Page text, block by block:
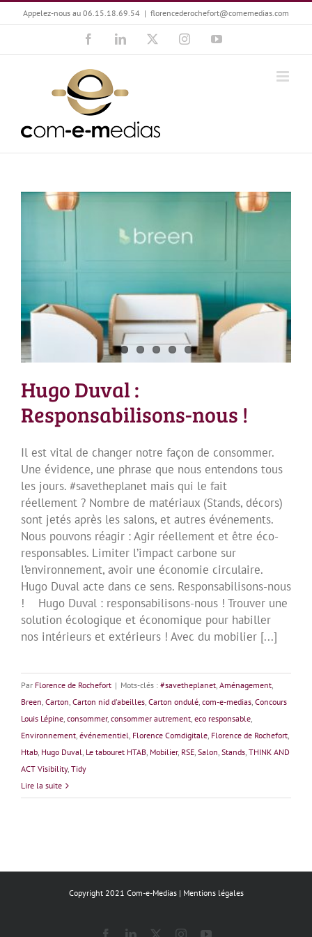
Passer
au
Appelez-nous au 06.15.18.69.54 | florencederochefort@comemedias.com
FacebookLinkedIn InstagramYouTube
Hugo Duval : Responsabilisons-nous !
Hugo Duval :
Responsabilisons-nous !
Il est vital de changer notre façon de consommer.
Une évidence, une phrase que nous entendons tous
les jours. #savetheplanet mais qui le fait
réellement ? Nombre de matériaux (Stands, décors)
sont jetés après les salons, et autres événements.
Nous pouvons réagir : Agir réellement et être éco-
responsables. Limiter l’impact carbone sur
l’environnement, avoir une économie circulaire.
Hugo Duval acte dans ce sens. Responsabilisons-nous
! Hugo Duval : responsabilisons-nous ! Trouver une
solution écologique et économique pour habiller
nos intérieurs et extérieurs ! Avec du mobilier [...]
Par Florence de Rochefort | Mots-clés : #savetheplanet, Aménagement,
Breen, Carton, Carton nid d'abeilles, Carton ondulé, com-e-medias, Concours
Louis Lépine, consommer, consommer autrement, eco responsable,
Environnement, événementiel, Florence Comdigitale, Florence de Rochefort,
Htab, Hugo Duval, Le tabouret HTAB, Mobilier, RSE, Salon, Stands, THINK AND
ACT Visibility, Tidy
Lire la suite
Copyright 2021 Com-e-Medias | Mentions légales
FacebookLinkedIn InstagramYouTube